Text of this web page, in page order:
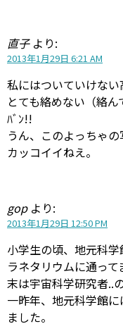
直子 より:
2013年1月29日 6:21 AM
私にはついていけない
とても絡めない（絡
ﾊﾞﾝ!!
うん、このよっちゃの
カッコイイねえ。
gop より:
2013年1月29日 12:50 PM
小学生の頃、地元科
ラネタリウムに通って
末は宇宙科学研究者..
一昨年、地元科学館
ました。